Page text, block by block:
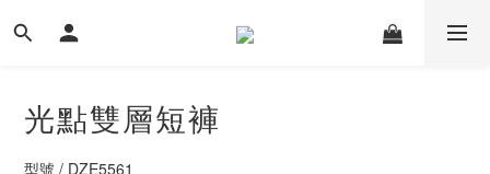
光點雙層短褲
型號 / DZE5561